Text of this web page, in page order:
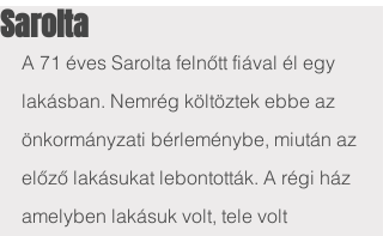
Sarolta
A 71 éves Sarolta felnőtt fiával él egy
lakásban. Nemrég költöztek ebbe az
önkormányzati bérleménybe, miután az
előző lakásukat lebontották. A régi ház
amelyben lakásuk volt, tele volt